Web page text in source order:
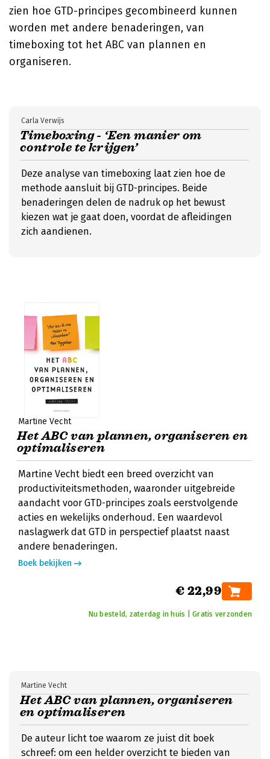
zien hoe GTD-principes gecombineerd kunnen
worden met andere benaderingen, van
timeboxing tot het ABC van plannen en
organiseren.
Timeboxing - ‘Een manier om
controle te krijgen’
Carla Verwijs
Deze analyse van timeboxing laat zien hoe de
methode aansluit bij GTD-principes. Beide
benaderingen delen de nadruk op het bewust
kiezen wat je gaat doen, voordat de afleidingen
zich aandienen.
Martine Vecht
Het ABC van plannen, organiseren en
optimaliseren
Martine Vecht biedt een breed overzicht van
productiviteitsmethoden, waaronder uitgebreide
aandacht voor GTD-principes zoals eerstvolgende
acties en wekelijks onderhoud. Een waardevol
naslagwerk dat GTD in perspectief plaatst naast
andere benaderingen.
Boek bekijken
€ 22,99
Nu besteld, zaterdag in huis | Gratis verzonden
Het ABC van plannen, organiseren
en optimaliseren
Martine Vecht
De auteur licht toe waarom ze juist dit boek
schreef: om een helder overzicht te bieden van